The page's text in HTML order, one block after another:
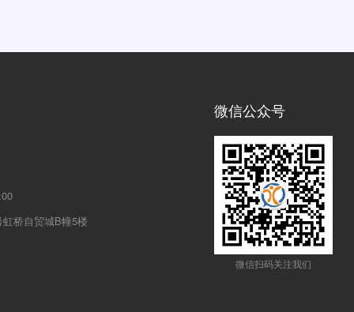
桥自贸城B幢5楼
微信公众号
微信扫码关注我们